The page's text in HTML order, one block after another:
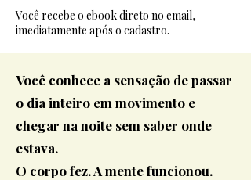
Você recebe o ebook direto no email,
imediatamente após o cadastro.
Você conhece a sensação de passar
o dia inteiro em movimento e
chegar na noite sem saber onde
estava.
O corpo fez. A mente funcionou.